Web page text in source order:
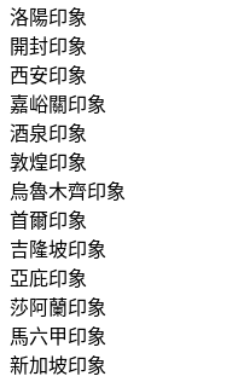
洛陽印象
開封印象
西安印象
嘉峪關印象
酒泉印象
敦煌印象
烏魯木齊印象
首爾印象
吉隆坡印象
亞庇印象
莎阿蘭印象
馬六甲印象
新加坡印象